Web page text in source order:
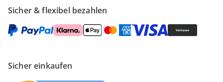
Sicher & flexibel bezahlen
Sicher einkaufen